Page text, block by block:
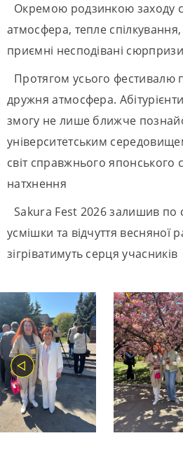
Окремою родзинкою заходу
атмосфера, тепле
приємні несподівані
Протягом усього фестивалю
дружня атмосфера.
змогу не лише ближче
університетським
світ справжнього японського
натхнення
Sakura Fest 2026 залишив по
усмішки та відчуття весняної
зігріватимуть серця учасників